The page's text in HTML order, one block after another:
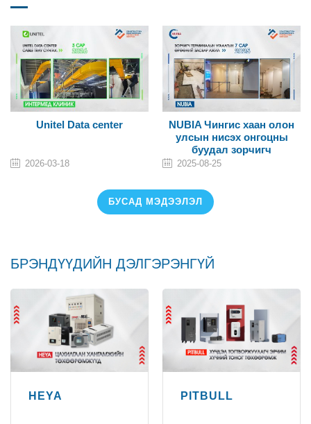
NUBIA Чингис хаан олон
терминалын угаалгын
солих ажил
2025-08-25
UNITEL Дата төвд UPS,
батарей, тэжээлийн тоног
төхөөрөмж суурилуулах
2025-08-25
БУСАД МЭДЭЭЛЭЛ
БРЭНДҮҮДИЙН ДЭЛГЭРЭНГҮЙ
HEYA PITBULL